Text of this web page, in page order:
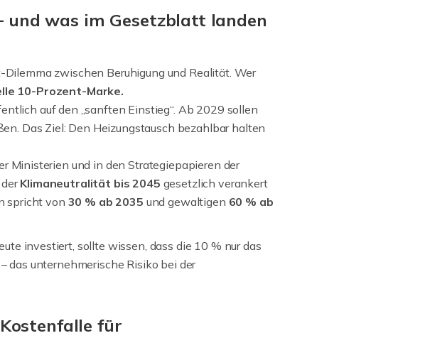
und was im Gesetzblatt landen
zwischen Beruhigung und Realität. Wer
10-Prozent-Marke.
auf den „sanften Einstieg“. Ab 2029 sollen
Das Ziel: Den Heizungstausch bezahlbar halten
Ministerien und in den Strategiepapieren der
Klimaneutralität bis 2045 gesetzlich verankert
spricht von 30 % ab 2035 und gewaltigen 60 % ab
investiert, sollte wissen, dass die 10 % nur das
das unternehmerische Risiko bei der
für